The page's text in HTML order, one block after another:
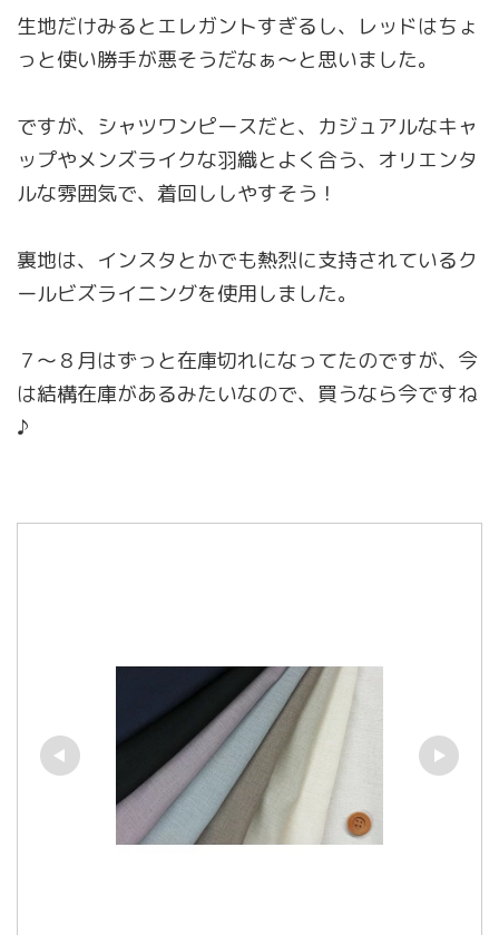
生地だけみるとエレガントすぎるし、レッドはちょ
っと使い勝手が悪そうだなぁ〜と思いました。
ですが、シャツワンピースだと、カジュアルなキャ
ップやメンズライクな羽織とよく合う、オリエンタ
ルな雰囲気で、着回ししやすそう！
裏地は、インスタとかでも熱烈に支持されているク
ールビズライニングを使用しました。
７〜８月はずっと在庫切れになってたのですが、今
は結構在庫があるみたいなので、買うなら今ですね
♪